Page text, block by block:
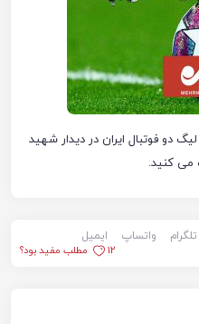
دو فوتبال ایران در دیدار شهید
می کنید.
تلگرام واتساپ
ایمیل
12
مطلب مفید بود؟